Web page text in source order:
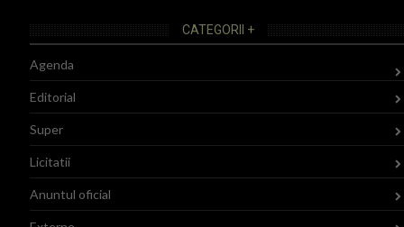
CATEGORII +
Agenda
Editorial
Super
Licitatii
Anuntul oficial